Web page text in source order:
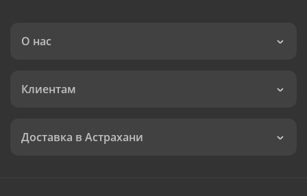
О нас
Клиентам
Доставка в Астрахани